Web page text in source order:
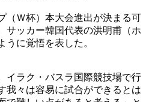
（Ｗ杯）本大会進出が決まる可
サッカー韓国代表の洪明甫（ホ
うに覚悟を表した。
イラク・バスラ国際競技場で行
我々は容易に試合ができるとは